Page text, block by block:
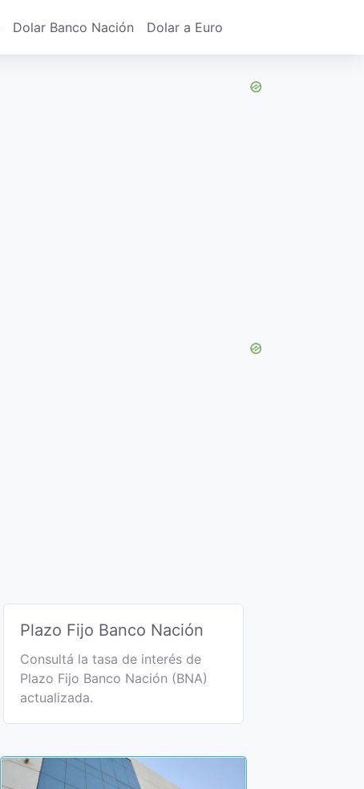
Dolar Banco Nación Dolar a Euro
Plazo Fijo Banco Nación
Consultá la tasa de interés de
Plazo Fijo Banco Nación (BNA)
actualizada.